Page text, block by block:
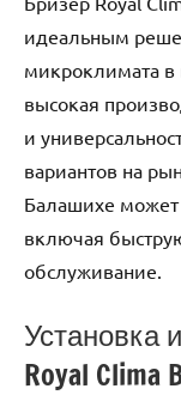
идеальным
микроклимата
высокая
и
вариантов на
Балашихе может
включая
обслуживание.
Установка
Royal Clima